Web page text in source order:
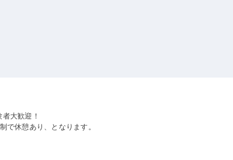
大歓迎！
で休憩あり、となります。